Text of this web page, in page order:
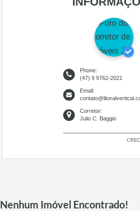
Phone:
(47) 9 9762-2021
Email:
Corretor:
Julio C. Baggio
Nenhum Imóvel Encontrado!